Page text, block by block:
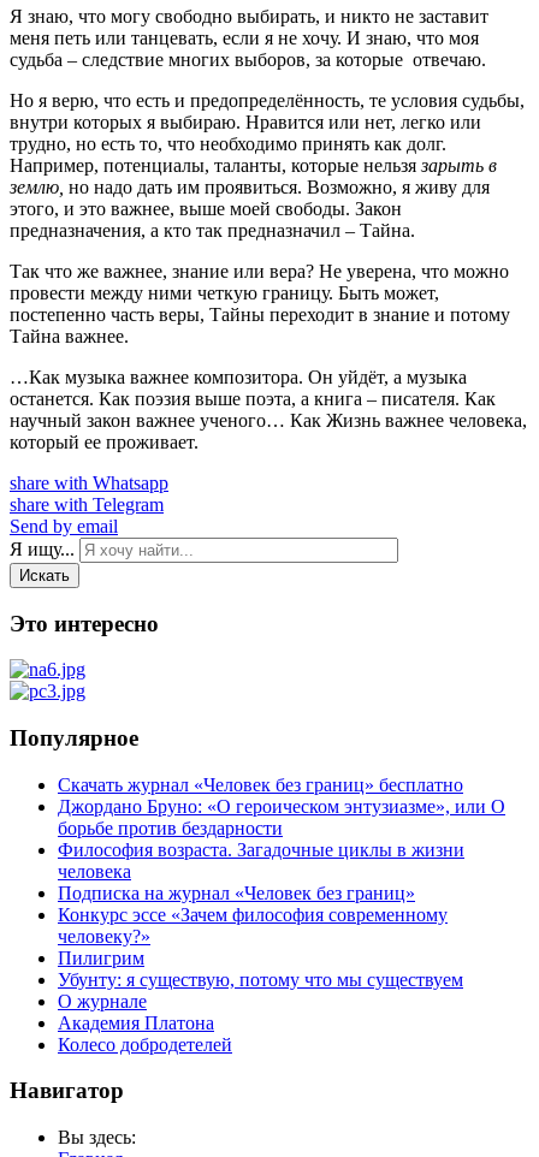
Я знаю, что могу свободно выбирать, и никто не заставит
меня петь или танцевать, если я не хочу. И знаю, что моя
судьба – следствие многих выборов, за которые отвечаю.
Но я верю, что есть и предопределённость, те условия судьбы,
внутри которых я выбираю. Нравится или нет, легко или
трудно, но есть то, что необходимо принять как долг.
Например, потенциалы, таланты, которые нельзязарыть в
землю, но надо дать им проявиться. Возможно, я живу для
этого, и это важнее, выше моей свободы. Закон
предназначения, а кто так предназначил – Тайна.
Так что же важнее, знание или вера? Не уверена, что можно
провести между ними четкую границу. Быть может,
постепенно часть веры, Тайны переходит в знание и потому
Тайна важнее.
…Как музыка важнее композитора. Он уйдёт, а музыка
останется. Как поэзия выше поэта, а книга – писателя. Как
научный закон важнее ученого… Как Жизнь важнее человека,
который ее проживает.
share with Whatsapp
share with Telegram
Send by email
Я ищу...
Искать
Это интересно
Популярное
Скачать журнал «Человек без границ» бесплатно
Джордано Бруно: «О героическом энтузиазме», или О
борьбе против бездарности
Философия возраста. Загадочные циклы в жизни
человека
Подписка на журнал «Человек без границ»
Конкурс эссе «Зачем философия современному
человеку?»
Пилигрим
Убунту: я существую, потому что мы существуем
О журнале
Академия Платона
Колесо добродетелей
Навигатор
Вы здесь: